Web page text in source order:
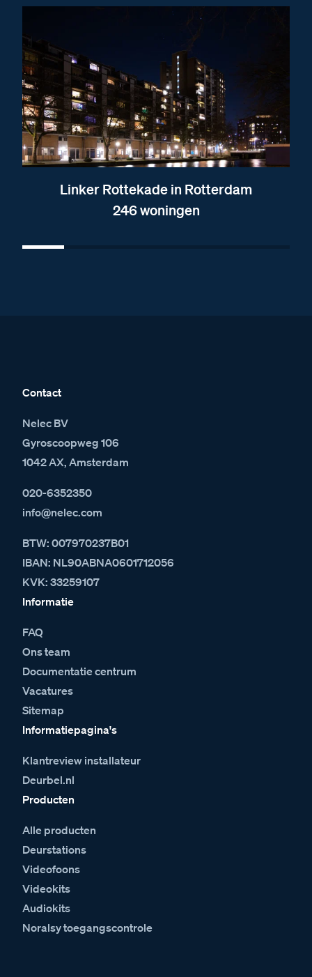
Linker Rottekade in Rotterdam
246 woningen
Contact
Nelec BV
Gyroscoopweg 106
1042 AX, Amsterdam
020-6352350
info@nelec.com
BTW: 007970237B01
IBAN: NL90ABNA0601712056
KVK: 33259107
Informatie
FAQ
Ons team
Documentatie centrum
Vacatures
Sitemap
Informatiepagina's
Klantreview installateur
Deurbel.nl
Producten
Alle producten
Deurstations
Videofoons
Videokits
Audiokits
Noralsy toegangscontrole